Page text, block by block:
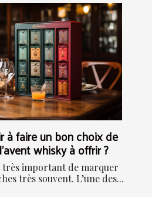
à faire un bon choix de
whisky à offrir ?
très important de marquer
très souvent. L’une des...